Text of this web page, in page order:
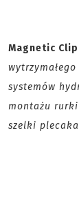
Magnetic Clip
systemów
montażu
szelki plecaka